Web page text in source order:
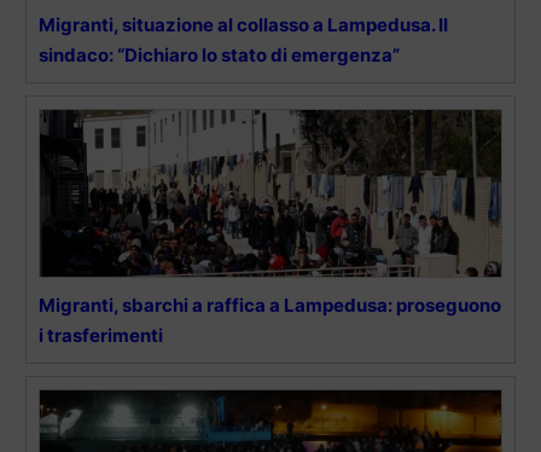
Migranti, situazione al collasso a Lampedusa. II
sindaco: “Dichiaro lo stato di emergenza”
Migranti, sbarchi a raffica a Lampedusa: proseguono
i trasferimenti